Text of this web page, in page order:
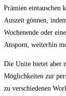
Prämien eintauschen
Auszeit ⁣gönnen,
Wochenende⁣ oder
⁤Ansporn, weiterhin
Die Unite⁢ bietet aber
Möglichkeiten zur
zu verschiedenen